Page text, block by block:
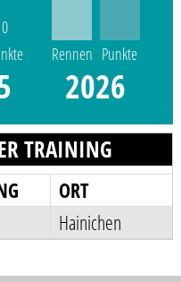
0
Rennen Punkte
2026
TRAINING
ORT
Hainichen